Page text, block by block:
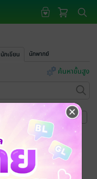
นักเขียน นักพากย์
ค้นหาขั้นสูง
หน้าที่ 1